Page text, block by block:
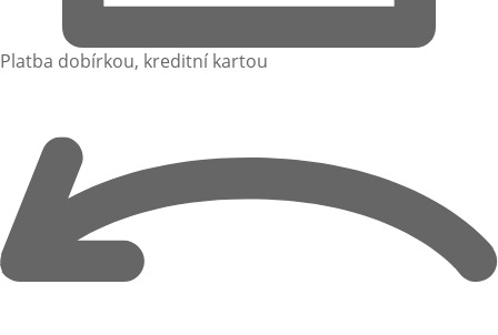
Platba dobírkou, kreditní kartou